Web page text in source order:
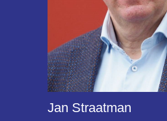
Jan Straatman